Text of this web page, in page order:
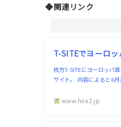
◆関連リンク
T-SITEでヨーロ
枚方T-SITEにヨーロッパ
サイト。 内容によると6
www.hira2.jp